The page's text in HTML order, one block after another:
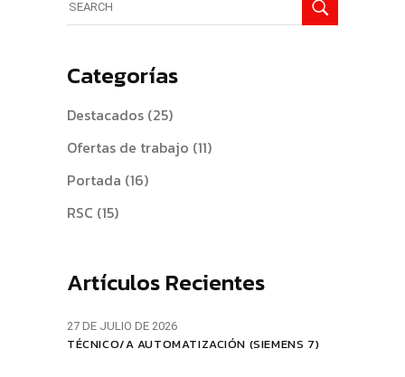
for:
Categorías
Destacados (25)
Ofertas de trabajo (11)
Portada (16)
RSC (15)
Artículos Recientes
27 DE JULIO DE 2026
TÉCNICO/A AUTOMATIZACIÓN (SIEMENS 7)